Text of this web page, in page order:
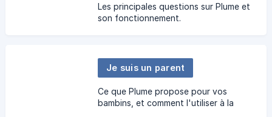
Les principales questions sur Plume et
son fonctionnement.
Je suis un parent
Ce que Plume propose pour vos
bambins, et comment l'utiliser à la